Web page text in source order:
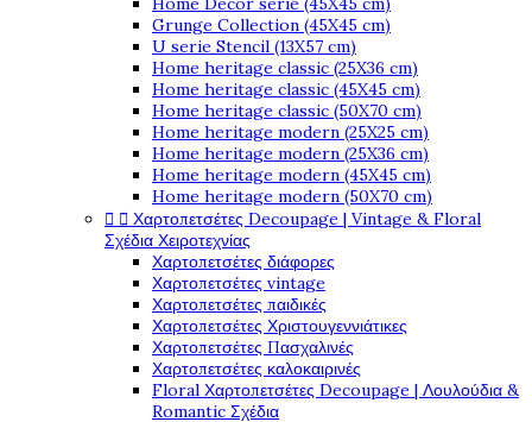
Grunge Collection (45X45 cm)
U serie Stencil (13X57 cm)
Home heritage classic (25X36 cm)
Home heritage classic (45X45 cm)
Home heritage classic (50X70 cm)
Home heritage modern (25X25 cm)
Home heritage modern (25X36 cm)
Home heritage modern (45X45 cm)
Home heritage modern (50X70 cm)
  Χαρτοπετσέτες Decoupage | Vintage & Floral
Σχέδια Χειροτεχνίας
Χαρτοπετσέτες διάφορες
Χαρτοπετσέτες vintage
Χαρτοπετσέτες παιδικές
Χαρτοπετσέτες Χριστουγεννιάτικες
Χαρτοπετσέτες Πασχαλινές
Χαρτοπετσέτες καλοκαιρινές
Floral Χαρτοπετσέτες Decoupage | Λουλούδια &
Romantic Σχέδια